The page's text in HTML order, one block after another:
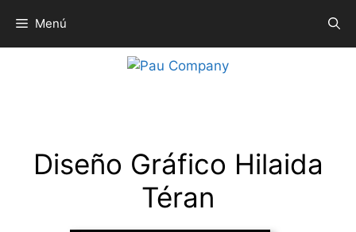
contenido
Menú
Diseño Gráfico Hilaida
Téran